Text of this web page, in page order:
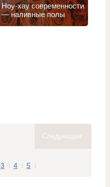
Ноу-хау современности
— наливные полы
3 4 5
Следующая